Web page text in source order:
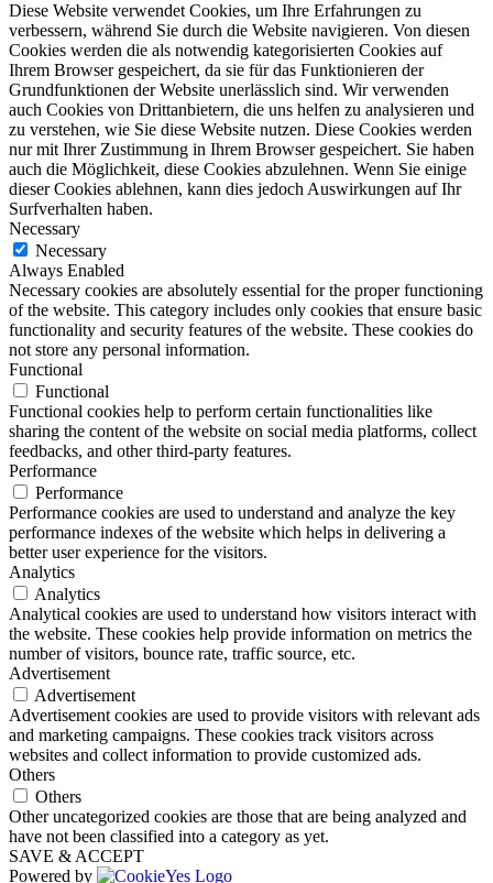
Diese Website verwendet Cookies, um Ihre Erfahrungen zu
verbessern, während Sie durch die Website navigieren. Von diesen
Cookies werden die als notwendig kategorisierten Cookies auf
Ihrem Browser gespeichert, da sie für das Funktionieren der
Grundfunktionen der Website unerlässlich sind. Wir verwenden
auch Cookies von Drittanbietern, die uns helfen zu analysieren und
zu verstehen, wie Sie diese Website nutzen. Diese Cookies werden
nur mit Ihrer Zustimmung in Ihrem Browser gespeichert. Sie haben
auch die Möglichkeit, diese Cookies abzulehnen. Wenn Sie einige
dieser Cookies ablehnen, kann dies jedoch Auswirkungen auf Ihr
Surfverhalten haben.
Necessary
Necessary
Always Enabled
Necessary cookies are absolutely essential for the proper functioning
of the website. This category includes only cookies that ensure basic
functionality and security features of the website. These cookies do
not store any personal information.
Functional
Functional
Functional cookies help to perform certain functionalities like
sharing the content of the website on social media platforms, collect
feedbacks, and other third-party features.
Performance
Performance
Performance cookies are used to understand and analyze the key
performance indexes of the website which helps in delivering a
better user experience for the visitors.
Analytics
Analytics
Analytical cookies are used to understand how visitors interact with
the website. These cookies help provide information on metrics the
number of visitors, bounce rate, traffic source, etc.
Advertisement
Advertisement
Advertisement cookies are used to provide visitors with relevant ads
and marketing campaigns. These cookies track visitors across
websites and collect information to provide customized ads.
Others
Others
Other uncategorized cookies are those that are being analyzed and
have not been classified into a category as yet.
SAVE & ACCEPT
Powered by